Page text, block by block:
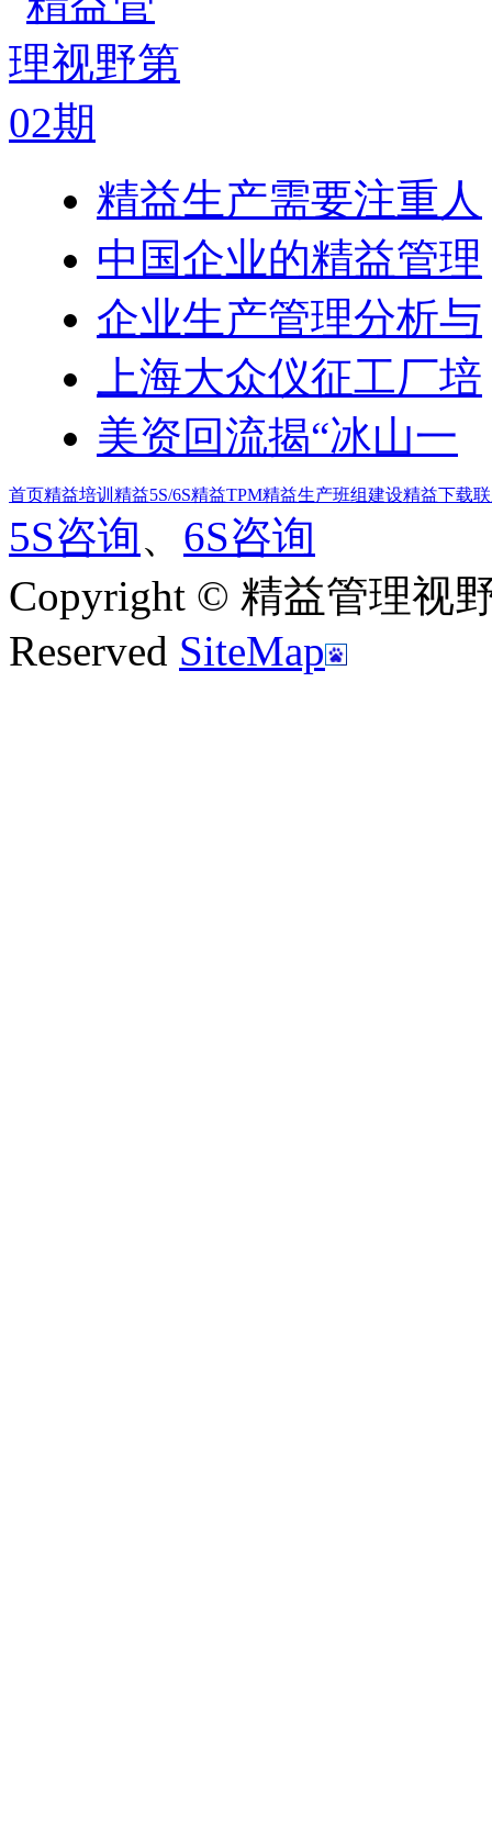
精益生产需要注重人
中国企业的精益管理
企业生产管理分析与
上海大众仪征工厂培
美资回流揭“冰山一
首页精益培训 精益5S/6S精益TPM精益生产班组建设精益下载
5S咨询、 6S咨询
Copyright © 精益管理视
Reserved SiteMap